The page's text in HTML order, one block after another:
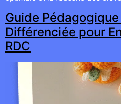
Guide
Différenciée pour
RDC